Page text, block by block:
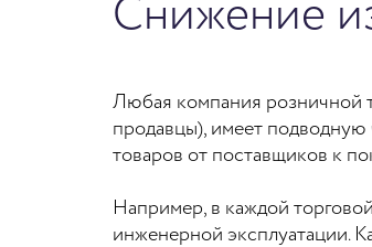
Снижение
Любая компания розничной
продавцы), имеет подводную
товаров от поставщиков к
Например, в каждой
инженерной эксплуатации.